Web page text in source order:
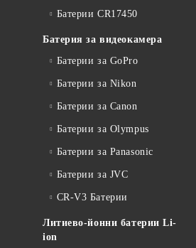
Батерии CR17450
Батерия за видеокамера
Батерии за GoPro
Батерии за Nikon
Батерии за Canon
Батерии за Olympus
Батерии за Panasonic
Батерии за JVC
CR-V3 Батерии
Литиево-йонни батерии Li-
ion